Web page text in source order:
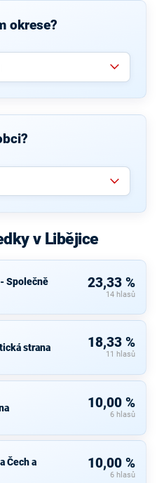
okrese?
v Libějice
Společně
23,33 %
14 hlasů
strana 18,33 %
11 hlasů
10,00 %
6 hlasů
Čech a
10,00 %
6 hlasů